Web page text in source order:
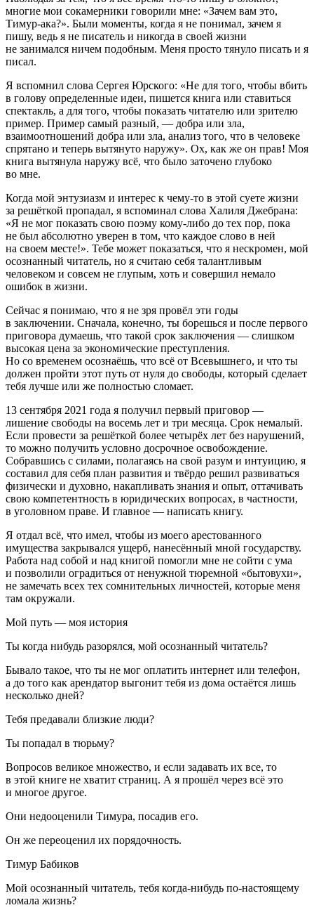
многие мои сокамерники говорили мне: «Зачем вам это,
Тимур-ака?». Были моменты, когда я не понимал, зачем я
пишу, ведь я не писатель и никогда в своей жизни
не занимался ничем подобным. Меня просто тянуло писать и я
писал.
Я вспомнил слова Сергея Юрского: «Не для того, чтобы вбить
в голову определенные идеи, пишется книга или ставиться
спектакль, а для того, чтобы показать читателю или зрителю
пример. Пример самый разный, — добра или зла,
взаимоотношений добра или зла, анализ того, что в человеке
спрятано и теперь вытянуто наружу». Ох, как же он прав! Моя
книга вытянула наружу всё, что было заточено глубоко
во мне.
Когда мой энтузиазм и интерес к чему-то в этой суете жизни
за решёткой пропадал, я вспоминал слова Халиля Джебрана:
«Я не мог показать свою поэму кому-либо до тех пор, пока
не был абсолютно уверен в том, что каждое слово в ней
на своем месте!». Тебе может показаться, что я нескромен, мой
осознанный читатель, но я считаю себя талантливым
человеком и совсем не глупым, хоть и совершил немало
ошибок в жизни.
Сейчас я понимаю, что я не зря провёл эти годы
в заключении. Сначала, конечно, ты борешься и после первого
приговора думаешь, что такой срок заключения — слишком
высокая цена за экономические преступления.
Но со временем осознаёшь, что всё от Всевышнего, и что ты
должен пройти этот путь от нуля до свободы, который сделает
тебя лучше или же полностью сломает.
13 сентября 2021 года я получил первый приговор —
лишение свободы на восемь лет и три месяца. Срок немалый.
Если провести за решёткой более четырёх лет без нарушений,
то можно получить условно досрочное освобождение.
Собравшись с силами, полагаясь на свой разум и интуицию, я
составил для себя план развития и твёрдо решил развиваться
физически и духовно, накапливать знания и опыт, оттачивать
свою компетентность в юридических вопросах, в частности,
в уголовном праве. И главное — написать книгу.
Я отдал всё, что имел, чтобы из моего арестованного
имущества закрывался ущерб, нанесённый мной государству.
Работа над собой и над книгой помогли мне не сойти с ума
и позволили оградиться от ненужной тюремной «бытовухи»,
не замечать всех тех сомнительных личностей, которые меня
там окружали.
Мой путь — моя история
Ты когда нибудь разорялся, мой осознанный читатель?
Бывало такое, что ты не мог оплатить интернет или телефон,
а до того как арендатор выгонит тебя из дома остаётся лишь
несколько дней?
Тебя предавали близкие люди?
Ты попадал в тюрьму?
Вопросов великое множество, и если задавать их все, то
в этой книге не хватит страниц. А я прошёл через всё это
и многое другое.
Они недооценили Тимура, посадив его.
Он же переоценил их порядочность.
Тимур Бабиков
Мой осознанный читатель, тебя когда-нибудь по-настоящему
ломала жизнь?